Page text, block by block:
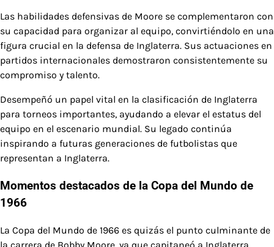
Las habilidades defensivas de Moore se complementaron con
su capacidad para organizar al equipo, convirtiéndolo en una
figura crucial en la defensa de Inglaterra. Sus actuaciones en
partidos internacionales demostraron consistentemente su
compromiso y talento.
Desempeñó un papel vital en la clasificación de Inglaterra
para torneos importantes, ayudando a elevar el estatus del
equipo en el escenario mundial. Su legado continúa
inspirando a futuras generaciones de futbolistas que
representan a Inglaterra.
Momentos destacados de la Copa del Mundo de
1966
La Copa del Mundo de 1966 es quizás el punto culminante de